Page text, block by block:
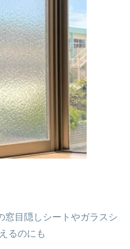
窓目隠しシートやガラスシ
るのにも